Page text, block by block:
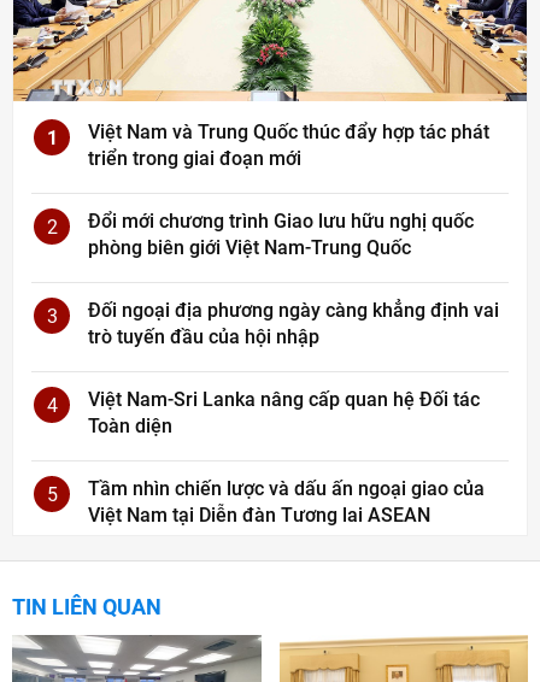
1
Việt Nam và Trung Quốc thúc đẩy hợp tác phát
triển trong giai đoạn mới
2
Đổi mới chương trình Giao lưu hữu nghị quốc
phòng biên giới Việt Nam-Trung Quốc
3
Đối ngoại địa phương ngày càng khẳng định vai
trò tuyến đầu của hội nhập
4
Việt Nam-Sri Lanka nâng cấp quan hệ Đối tác
Toàn diện
5
Tầm nhìn chiến lược và dấu ấn ngoại giao của
Việt Nam tại Diễn đàn Tương lai ASEAN
TIN LIÊN QUAN